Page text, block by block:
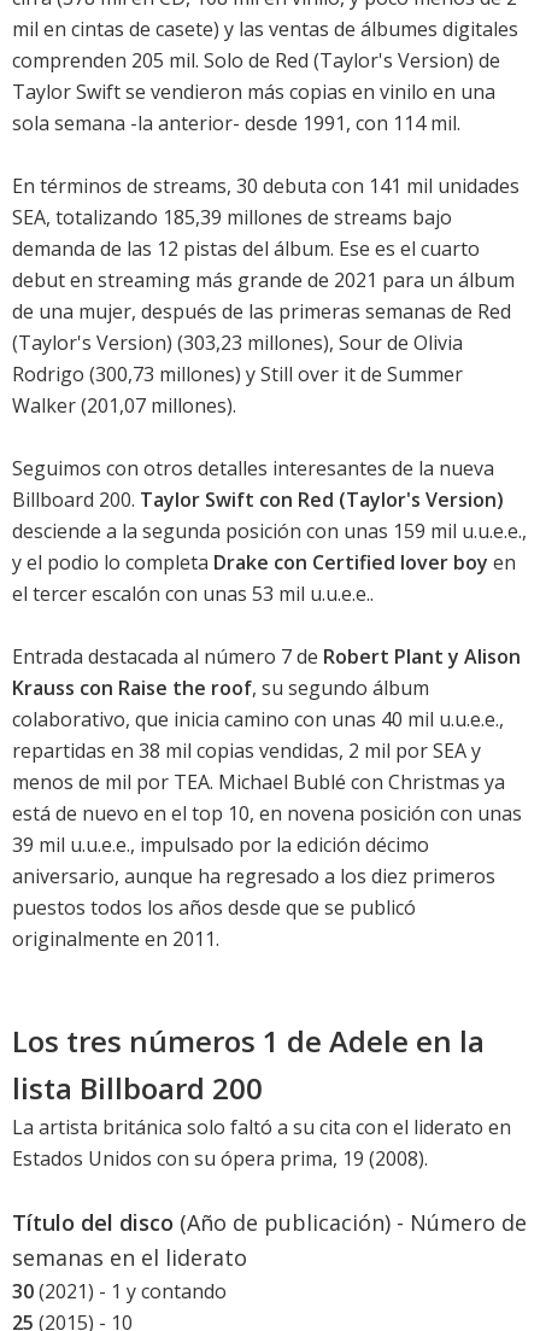
mil en cintas de casete) y las ventas de álbumes digitales
comprenden 205 mil. Solo de Red (Taylor's Version) de
Taylor Swiftse vendieron más copias en vinilo en una
sola semana -la anterior- desde 1991, con 114 mil.
En términos de streams, 30 debuta con 141 mil unidades
SEA, totalizando 185,39 millones de streams bajo
demanda de las 12 pistas del álbum. Ese es el cuarto
debut en streaming más grande de 2021 para un álbum
de una mujer, después de las primeras semanas de Red
(Taylor's Version) (303,23 millones), Sour de Olivia
Rodrigo (300,73 millones) yStill over it de Summer
Walker(201,07 millones).
Seguimos con otros detalles interesantes de la nueva
Billboard 200. Taylor Swift con Red (Taylor's Version)
desciende a la segunda posición con unas 159 mil u.u.e.e.,
y el podio lo completa Drake con Certified lover boy en
el tercer escalón con unas 53 mil u.u.e.e..
Entrada destacada al número 7 de Robert Plant y Alison
Krauss con Raise the roof, su segundo álbum
colaborativo, que inicia camino con unas 40 mil u.u.e.e.,
repartidas en 38 mil copias vendidas, 2 mil por SEA y
menos de mil por TEA. Michael Bublé con Christmas ya
está de nuevo en el top 10, en novena posición con unas
39 mil u.u.e.e., impulsado por la edición décimo
aniversario, aunque ha regresado a los diez primeros
puestos todos los años desde que se publicó
originalmente en 2011.
Los tres números 1 de Adele en la
lista Billboard 200
La artista británica solo faltó a su cita con el liderato en
Estados Unidos con su ópera prima, 19 (2008).
Título del disco (Año de publicación) - Número de
semanas en el liderato
30(2021) - 1 y contando
25 (2015) - 10